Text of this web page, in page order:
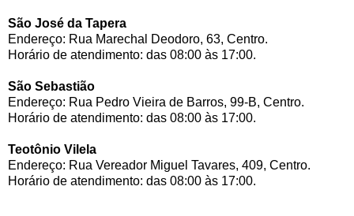
São José da Tapera
Endereço: Rua Marechal Deodoro, 63, Centro.
Horário de atendimento: das 08:00 às 17:00.
São Sebastião
Endereço: Rua Pedro Vieira de Barros, 99-B, Centro.
Horário de atendimento: das 08:00 às 17:00.
Teotônio Vilela
Endereço: Rua Vereador Miguel Tavares, 409, Centro.
Horário de atendimento: das 08:00 às 17:00.